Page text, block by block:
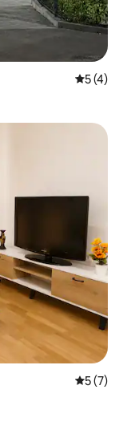
5 (4)
gosti”
5 (7)